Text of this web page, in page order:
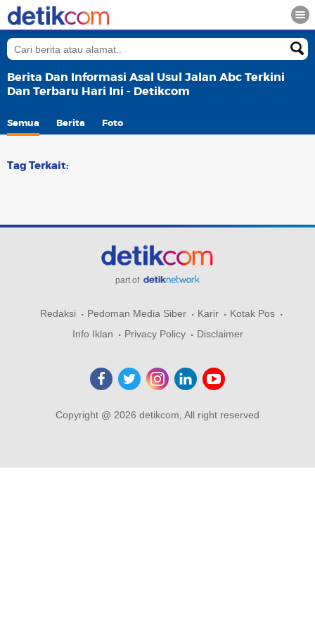
Berita Dan Informasi Asal Usul Jalan Abc Terkini
Dan Terbaru Hari Ini - Detikcom
Semua Berita Foto
Tag Terkait:
part of
Redaksi Pedoman Media Siber Karir
Kotak Pos
Info Iklan
Privacy Policy Disclaimer
Copyright @ 2026 detikcom, All right reserved